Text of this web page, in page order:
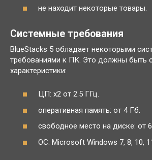
не находит некоторые товары.
Системные требования
BlueStacks 5 обладает некоторыми
требованиями к ПК. Это должны быть
характеристики:
ЦП: x2 от 2.5 ГГц.
оперативная память: от 4 Гб.
свободное место на диске: от
ОС: Microsoft Windows 7, 8, 10,